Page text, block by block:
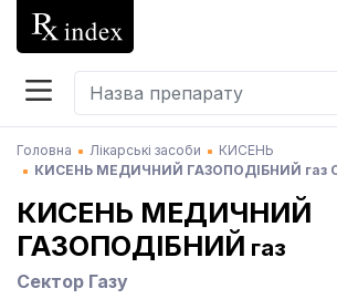
Головна Лікарські засоби
КИСЕНЬ
КИСЕНЬ МЕДИЧНИЙ ГАЗОПОДІБНИЙ газ
КИСЕНЬ МЕДИЧНИЙ
ГАЗОПОДІБНИЙ газ
Сектор Газу